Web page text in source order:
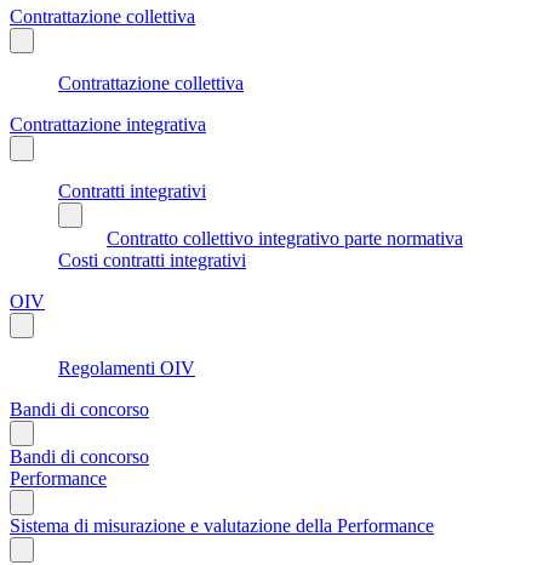
Contrattazione collettiva
Contrattazione collettiva
Contrattazione integrativa
Contratti integrativi
Contratto collettivo integrativo parte normativa
Costi contratti integrativi
OIV
Regolamenti OIV
Bandi di concorso
Bandi di concorso
Performance
Sistema di misurazione e valutazione della Performance